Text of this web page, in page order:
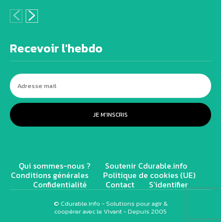
Recevoir l'hebdo
JE M'INSCRIS
Qui sommes-nous ? Soutenir Cdurable.info
Conditions générales Politique de cookies (UE)
Confidentialité Contact S’identifier
© Cdurable.info - Solutions pour agir &
coopérer avec le Vivant - Depuis 2005